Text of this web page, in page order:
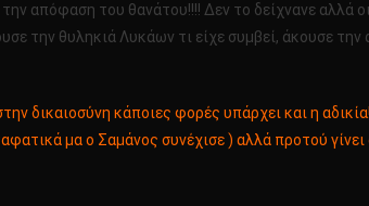
απόφαση του θανάτου!!!! Δεν το δείχνανε αλλά
την θυληκιά Λυκάων τι είχε συμβεί, άκουσε
δικαιοσύνη κάποιες φορές υπάρχει και η
μα ο Σαμάνος συνέχισε ) αλλά προτού